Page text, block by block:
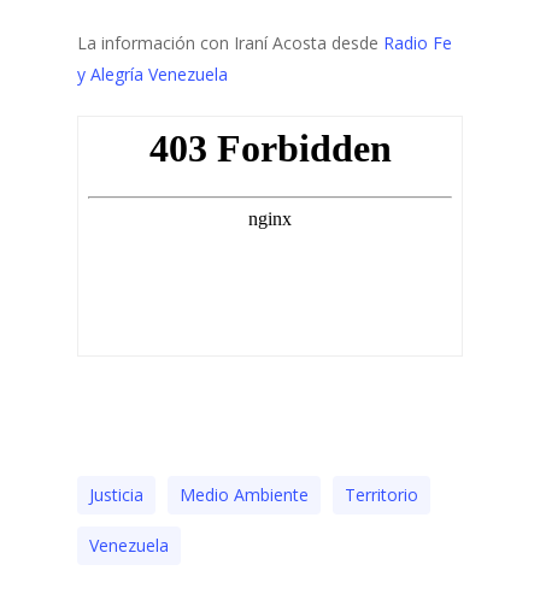
La información con Iraní Acosta desde Radio Fe
y Alegría Venezuela
Justicia Medio Ambiente Territorio
Venezuela